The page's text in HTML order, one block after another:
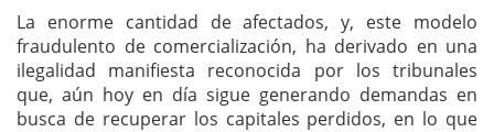
La enorme cantidad de afectados, y, este modelo
fraudulento de comercialización, ha derivado en una
ilegalidad manifiesta reconocida por los tribunales
que, aún hoy en día sigue generando demandas en
busca de recuperar los capitales perdidos, en lo que